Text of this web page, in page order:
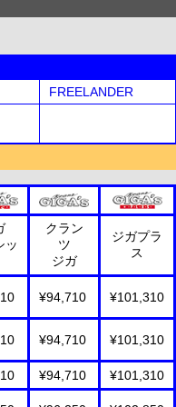
FREELANDER
ッ
クラン
ツ
ジガ
ジガプラ
ス
¥94,710 ¥101,310
¥94,710 ¥101,310
¥94,710 ¥101,310